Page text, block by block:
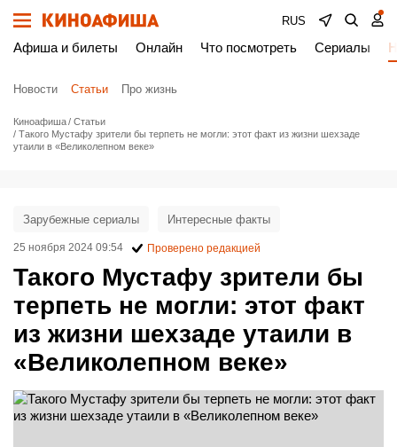
RUS
Афиша и билеты Онлайн Что посмотреть Сериалы
Новости Статьи Про жизнь
Киноафиша
Статьи
Такого Мустафу зрители бы терпеть не могли: этот факт из жизни шехзаде
утаили в «Великолепном веке»
Такого Мустафу зрители бы
терпеть не могли: этот факт
из жизни шехзаде утаили в
«Великолепном веке»
Зарубежные сериалы Интересные факты
25 ноября 2024 09:54 Проверено редакцией